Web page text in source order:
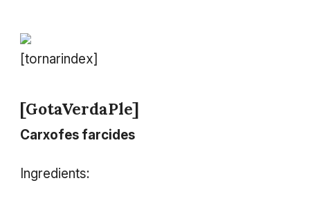
[tornarindex]
[GotaVerdaPle]
Carxofes farcides
Ingredients: